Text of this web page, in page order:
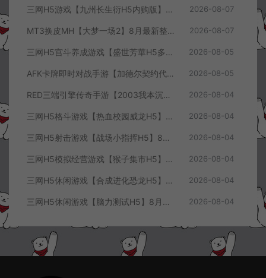
三网H5游戏【九州长生衍H5内购版】8月最新整理Linux手工服务端+管理后台+GM授权后台+简易安卓客户端+详细搭建教程+视频教程 2026-08-07
MT3换皮MH【大梦一场2】8月最新整理Linux手工服务端+源码+管理后台+安卓苹果双端+详细搭建教程+视频教程 2026-08-07
三网H5宫斗养成游戏【盛世芳華H5多区跨服代金券内购优化版】8月最新整理Linux手工服务端+CDK授权后台+全资源安卓+详细搭建教程+视频教程 2026-08-05
AFK卡牌即时对战手游【加德尔契约代金券内购修复版】8月最新整理Linux手工服务端+前后端全套源码+CDK授权后台+安卓苹果双端+详细搭建教程+视频教程 2026-08-05
RED三端引擎传奇手游【2003我本沉默三职业】8月最新整理Win一键服务端+PC安卓+详细搭建教程 2026-08-04
三网H5格斗游戏【热血校园威龙H5】8月最新整理Linux手工服务端+Win一键服务端+解压即玩+简易安卓客户端+详细搭建教程 2026-08-04
三网H5射击游戏【战场小指挥H5】8月最新整理Linux手工服务端+Win一键服务端+解压即玩+简易安卓客户端+详细搭建教程 2026-08-04
三网H5模拟经营游戏【猴子集市H5】8月最新整理Linux手工服务端+Win一键服务端+解压即玩+简易安卓客户端+详细搭建教程 2026-08-04
三网H5休闲游戏【合成进化恐龙H5】8月最新整理Linux手工服务端+Win一键服务端+解压即玩+简易安卓客户端+详细搭建教程 2026-08-04
三网H5休闲游戏【脑力测试H5】8月最新整理Linux手工服务端+Win一键服务端+解压即玩+简易安卓客户端+详细搭建教程 2026-08-04